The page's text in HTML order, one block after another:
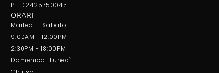
P.I. 02425750045
ORARI
Martedi - Sabato
9:00AM - 12:00PM
2:30PM - 18:00PM
Domenica -Lunedì: